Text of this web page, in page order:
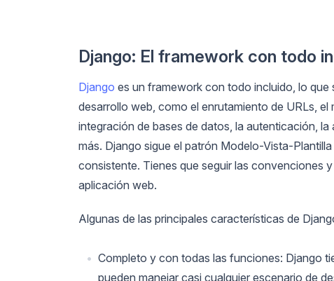
Django: El framework con todo
Django es un framework con todo incluido, lo
desarrollo web, como el enrutamiento de URLs,
integración de bases de datos, la autenticación,
más. Django sigue el patrón Modelo-Vista-
consistente. Tienes que seguir las convenciones
aplicación web.
Algunas de las principales características de
Completo y con todas las funciones: Django
pueden manejar casi cualquier escenario de